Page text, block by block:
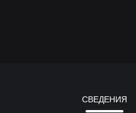
СВЕДЕНИЯ